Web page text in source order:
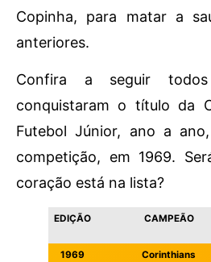
Copinha, para matar a
anteriores.
Confira a seguir
conquistaram o título da
Futebol Júnior, ano a
competição, em 1969.
coração está na lista?
EDIÇÃO CAMPEÃO
1969
Corinthians